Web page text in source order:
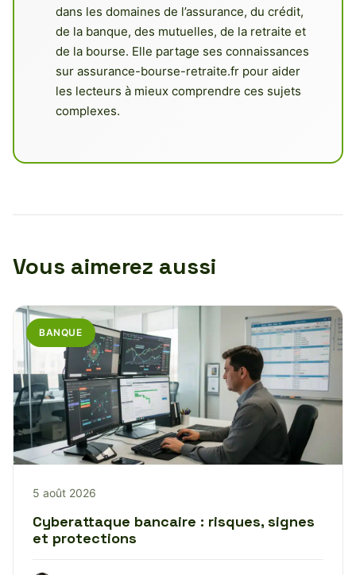
dans les domaines de l’assurance, du crédit,
de la banque, des mutuelles, de la retraite et
de la bourse. Elle partage ses connaissances
sur assurance-bourse-retraite.fr pour aider
les lecteurs à mieux comprendre ces sujets
complexes.
Vous aimerez aussi
BANQUE
5 août 2026
Cyberattaque bancaire : risques, signes
et protections